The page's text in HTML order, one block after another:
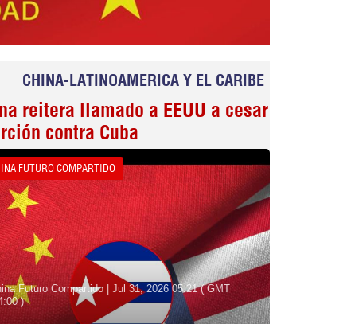
CHINA-LATINOAMERICA Y EL CARIBE
reitera llamado a EEUU a cesar
contra Cuba
FUTURO COMPARTIDO
Futuro Compartido | Jul 31, 2026 05:21 ( GMT
)